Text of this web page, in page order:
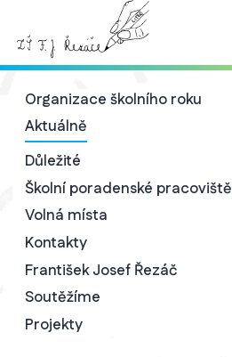
Organizace školního roku
Aktuálně
Důležité
Školní poradenské pracoviště
Volná místa
Kontakty
František Josef Řezáč
Soutěžíme
Projekty